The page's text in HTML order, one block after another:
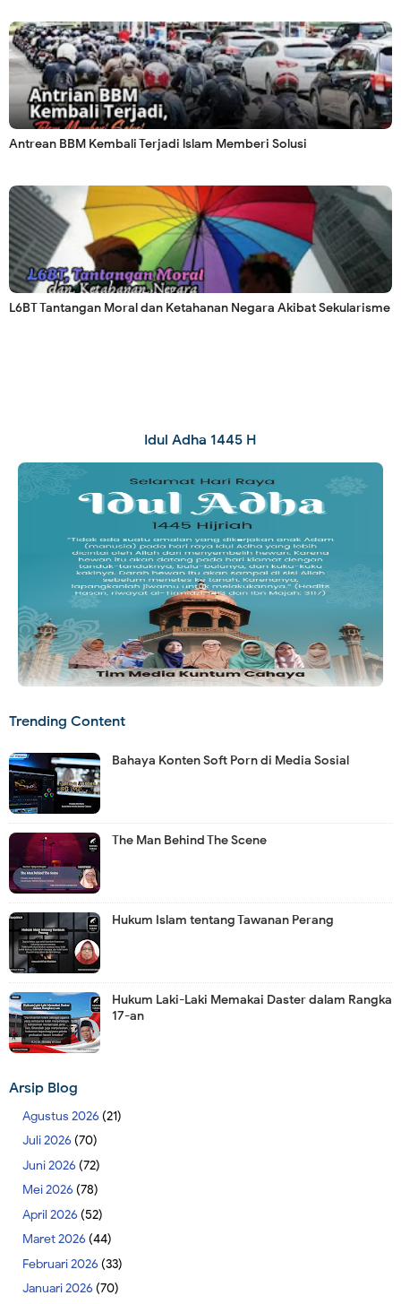
Antrean BBM Kembali Terjadi lslam Memberi Solusi
L6BT Tantangan Moral dan Ketahanan Negara Akibat Sekularisme
Idul Adha 1445 H
Trending Content
Bahaya Konten Soft Porn di Media Sosial
The Man Behind The Scene
Hukum Islam tentang Tawanan Perang
Hukum Laki-Laki Memakai Daster dalam Rangka
17-an
Arsip Blog
Agustus 2026 (21)
Juli 2026 (70)
Juni 2026 (72)
Mei 2026 (78)
April 2026 (52)
Maret 2026 (44)
Februari 2026 (33)
Januari 2026 (70)